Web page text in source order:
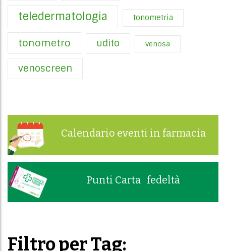
teledermatologia tonometria
tonometro udito venosa
venoscreen
Calendario eventi in farmacia
Punti Carta fedeltà
Filtro per Tag: